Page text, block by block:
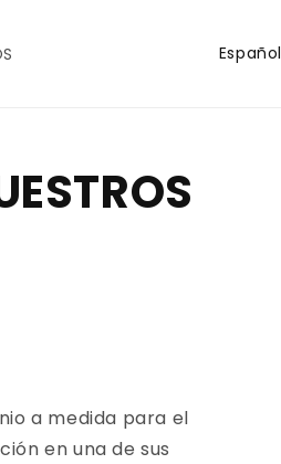
Español
a medida para el
en una de sus